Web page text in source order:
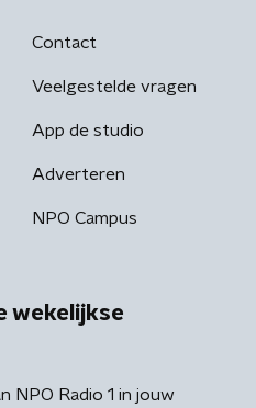
Contact
Veelgestelde vragen
App de studio
Adverteren
NPO Campus
wekelijkse
NPO Radio 1 in jouw